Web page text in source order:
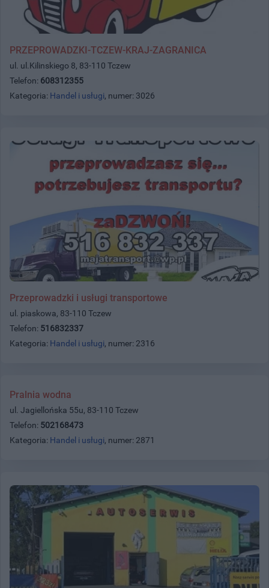
PRZEPROWADZKI-TCZEW-KRAJ-ZAGRANICA
ul. ul.Kilinskiego 8, 83-110 Tczew
Telefon: 608312355
Kategoria: Handel i usługi, numer: 3026
Przeprowadzki i usługi transportowe
ul. piaskowa, 83-110 Tczew
Telefon: 516832337
Kategoria: Handel i usługi, numer: 2316
Pralnia wodna
ul. Jagiellońska 55u, 83-110 Tczew
Telefon: 502168473
Kategoria: Handel i usługi, numer: 2871